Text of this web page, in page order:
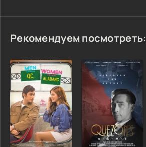
Рекомендуем посмотреть: